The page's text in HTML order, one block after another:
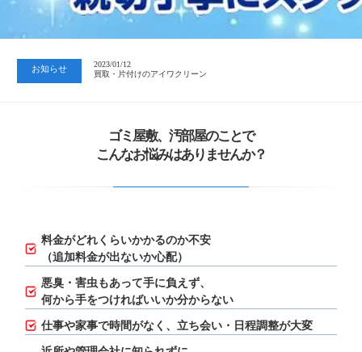
お知らせ
2023/07/24
中日新聞 岐阜版「空き家対策SOS」コーナーに掲載いただきまし…
2023/01/12
買取・片付けのアイワクリーン
ゴミ屋敷、汚部屋のことで
こんなお悩みはありませんか？
料金がどれくらいかかるのか不安
（追加料金が出ないか心配）
悪臭・害虫もあって手に負えず、
何から手をつければいいか分からない
仕事や家事で時間がなく、立ち会い・日程調整が大変